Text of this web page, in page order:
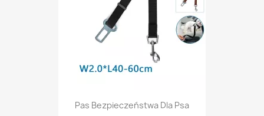
Pas Bezpieczeństwa Dla Psa